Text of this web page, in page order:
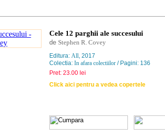
Cele 12 parghii ale succesului
de Stephen R. Covey
Editura: All, 2017
Colectia: In afara colectiilor / Pagini: 136
Pret: 23.00 lei
Click aici pentru a vedea copertele